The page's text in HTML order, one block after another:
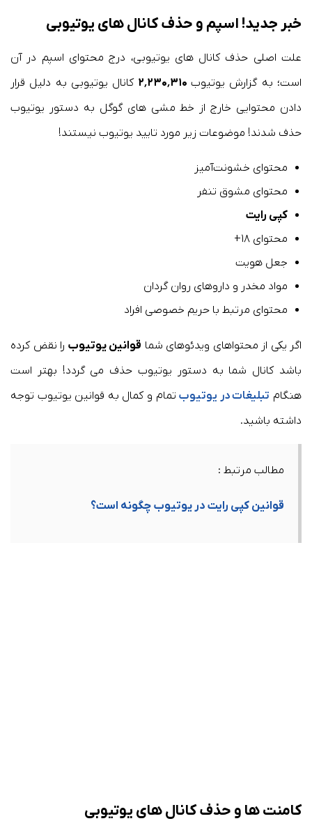
خبر جدید! اسپم و حذف کانال های یوتیوبی
علت اصلی حذف کانال های یوتیوبی، درج محتوای اسپم در آن
است؛ به گزارش یوتیوب۲٬۲۳۰٬۳۱۰
کانال یوتیوبی به دلیل قرار
دادن محتوایی خارج از خط مشی های گوگل به دستور یوتیوب
حذف شدند! موضوعات زیر مورد تایید یوتیوب نیستند!
محتوای خشونت‌آمیز
محتوای مشوق تنفر
کپی رایت
محتوای ۱۸+
جعل هویت
مواد مخدر و داروهای روان گردان
محتوای مرتبط با حریم خصوصی افراد
اگر یکی از محتواهای ویدئوهای شما قوانین یوتیوب را نقض کرده
باشد کانال شما به دستور یوتیوب حذف می گردد! بهتر است
هنگام تبلیغات در یوتیوبتمام و کمال به قوانین یوتیوب توجه
داشته باشید.
مطالب مرتبط :
قوانین کپی رایت در یوتیوب چگونه است؟
کامنت ها و حذف کانال های یوتیوبی